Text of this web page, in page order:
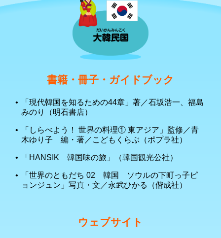
書籍・冊子・ガイドブック
「現代韓国を知るための44章」著／石坂浩一、福島
みのり（明石書店）
「しらべよう！ 世界の料理① 東アジア」監修／青
木ゆり子 編・著／こどもくらぶ（ポプラ社）
「HANSIK 韓国味の旅」（韓国観光公社）
「世界のともだち 02 韓国 ソウルの下町っ子ピ
ョンジュン」写真・文／永武ひかる（偕成社）
ウェブサイト